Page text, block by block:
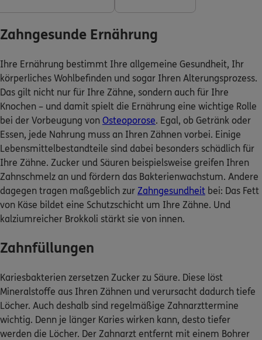
0800 / 3746 095
ERGO Berater finden
Kundenportal Log-in
Zahngesunde Ernährung
Ihre Ernährung bestimmt Ihre allgemeine Gesundheit, Ihr
körperliches Wohlbefinden und sogar Ihren Alterungsprozess.
Das gilt nicht nur für Ihre Zähne, sondern auch für Ihre
Knochen – und damit spielt die Ernährung eine wichtige Rolle
bei der Vorbeugung von Osteoporose. Egal, ob Getränk oder
Essen, jede Nahrung muss an Ihren Zähnen vorbei. Einige
Lebensmittelbestandteile sind dabei besonders schädlich für
Ihre Zähne. Zucker und Säuren beispielsweise greifen Ihren
Zahnschmelz an und fördern das Bakterienwachstum. Andere
dagegen tragen maßgeblich zur Zahngesundheit bei: Das Fett
von Käse bildet eine Schutzschicht um Ihre Zähne. Und
kalziumreicher Brokkoli stärkt sie von innen.
Zahnfüllungen
Kariesbakterien zersetzen Zucker zu Säure. Diese löst
Mineralstoffe aus Ihren Zähnen und verursacht dadurch tiefe
Löcher. Auch deshalb sind regelmäßige Zahnarzttermine
wichtig. Denn je länger Karies wirken kann, desto tiefer
werden die Löcher. Der Zahnarzt entfernt mit einem Bohrer